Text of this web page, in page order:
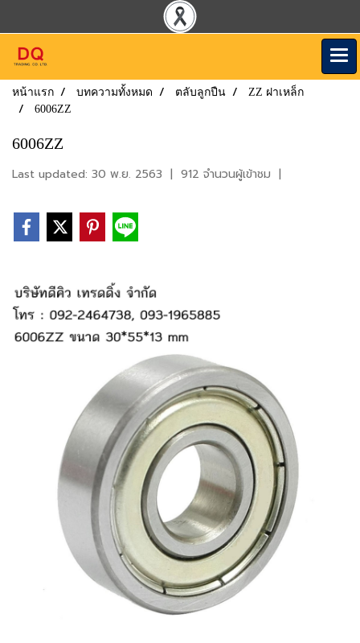
หน้าแรก บทความทั้งหมด ตลับลูกปืน
ZZ ฝาเหล็ก
6006ZZ
6006ZZ
Last updated: 30 พ.ย. 2563 | 912 จำนวนผู้เข้าชม |